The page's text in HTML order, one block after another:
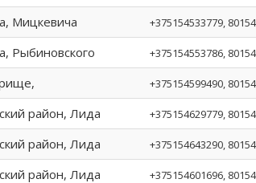
Мицкевича +375154533779 ,
Рыбиновского +375154553786 ,
+375154599490 ,
район, Лида +375154629779 ,
район, Лида +375154643290 ,
район, Лида +375154601696 ,